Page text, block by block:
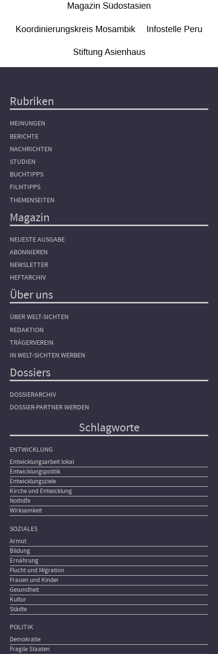
Magazin Südostasien
Koordinierungskreis Mosambik Infostelle Peru
Stiftung Asienhaus
Hauptnavigation
Rubriken
MEINUNGEN
BERICHTE
NACHRICHTEN
STUDIEN
BUCHTIPPS
FILMTIPPS
THEMENSEITEN
Magazin
NEUESTE AUSGABE
ABONNIEREN
NEWSLETTER
HEFTARCHIV
Über uns
ÜBER WELT-SICHTEN
REDAKTION
TRÄGERVEREIN
IN WELT-SICHTEN WERBEN
Dossiers
DOSSIERARCHIV
DOSSIER-PARTNER WERDEN
Schlagworte
ENTWICKLUNG
Entwicklungsarbeit lokal
Entwicklungspolitik
Entwicklungsziele
Kirche und Entwicklung
Nothilfe
Wirksamkeit
SOZIALES
Armut
Bildung
Ernährung
Flucht und Migration
Frauen und Kinder
Gesundheit
Kultur
Städte
POLITIK
Demokratie
Fragile Staaten